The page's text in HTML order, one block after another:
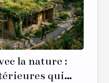
la nature :
qui